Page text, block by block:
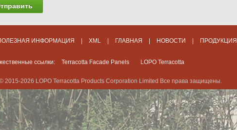
ИНФОРМАЦИЯ | XML | ГЛАВНАЯ | НОВОСТИ | ПРОДУКЦИЯ
ссылки: Terracotta Facade Panels LOPO Terracotta
2015-2026 LOPO Terracotta Products Corporation Limited Все права защищены.